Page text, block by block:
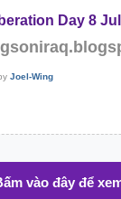
Day 8
Joel-Wing
vào đây để